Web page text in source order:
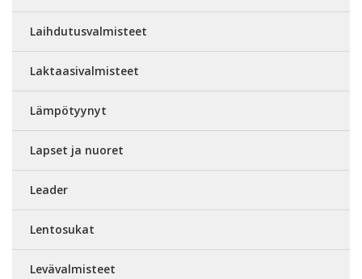
Laihdutusvalmisteet
Laktaasivalmisteet
Lämpötyynyt
Lapset ja nuoret
Leader
Lentosukat
Levävalmisteet